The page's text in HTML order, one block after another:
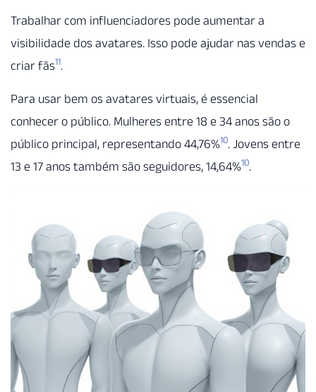
Trabalhar com influenciadores pode aumentar a
visibilidade dos avatares. Isso pode ajudar nas vendas e
criar fãs11.
Para usar bem os avatares virtuais, é essencial
conhecer o público. Mulheres entre 18 e 34 anos são o
público principal, representando 44,76%10. Jovens entre
13 e 17 anos também são seguidores, 14,64%10.